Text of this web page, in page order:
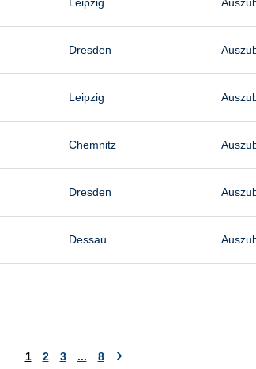
Dresden
Leipzig
Chemnitz
Dresden
Dessau
1 2 3 ... 8